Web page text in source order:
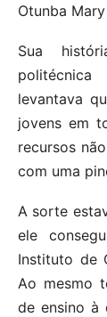
Otunba Mary
Sua
levantava
jovens em
recursos
com uma
A sorte
ele
Instituto de
Ao mesmo
de ensino à